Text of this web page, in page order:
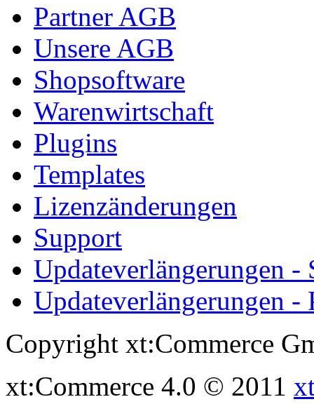
Partner AGB
Unsere AGB
Shopsoftware
Warenwirtschaft
Plugins
Templates
Lizenzänderungen
Support
Updateverlängerungen -
Updateverlängerungen -
Copyright xt:Commerce
xt:Commerce 4.0 © 2011